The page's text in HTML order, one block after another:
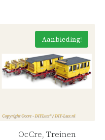
Aanbieding!
OcCre, Treinen